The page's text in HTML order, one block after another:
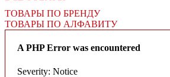
ТОВАРЫ ПО БРЕНДУ
ТОВАРЫ ПО АЛФАВИТУ
A PHP Error was encountered
Severity: Notice